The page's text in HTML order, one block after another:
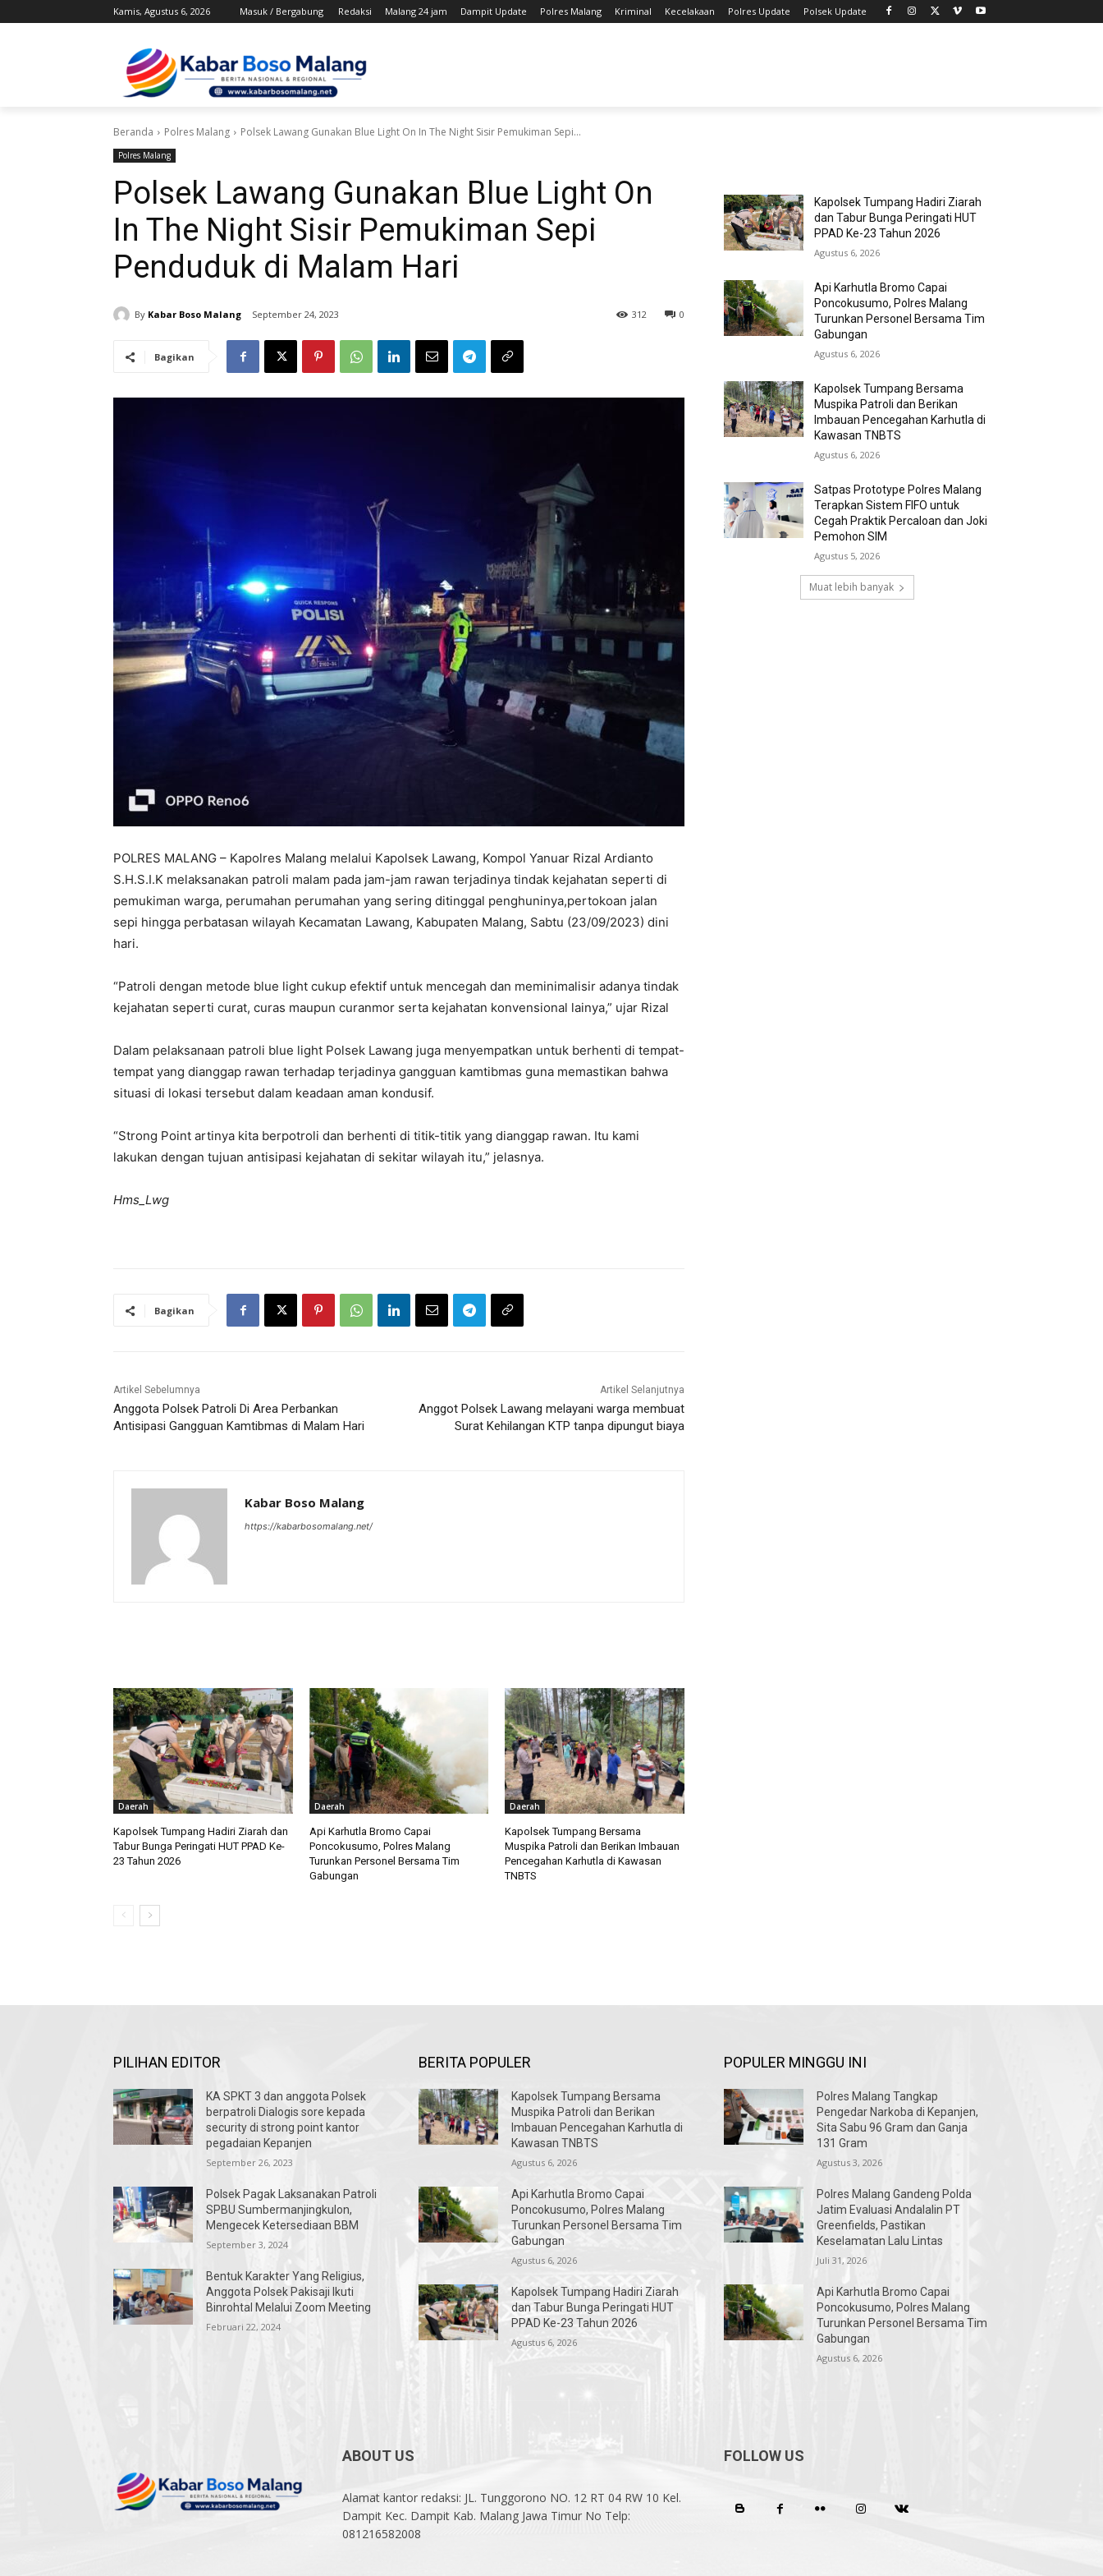
Kamis, Agustus 6, 2026 Masuk / Bergabung Redaksi Malang 24 jam Dampit Update Polres Malang Kriminal Kecelakaan Polres Update Polsek Update
Beranda Polres Malang Polsek Lawang Gunakan Blue Light On In The Night Sisir Pemukiman Sepi...
Polres Malang
Polsek Lawang Gunakan Blue Light On
In The Night Sisir Pemukiman Sepi
Penduduk di Malam Hari
By Kabar Boso Malang September 24, 2023 0
312
Bagikan
POLRES MALANG – Kapolres Malang melalui Kapolsek Lawang, Kompol Yanuar Rizal Ardianto
S.H.S.I.K melaksanakan patroli malam pada jam-jam rawan terjadinya tindak kejahatan seperti di
pemukiman warga, perumahan perumahan yang sering ditinggal penghuninya,pertokoan jalan
sepi hingga perbatasan wilayah Kecamatan Lawang, Kabupaten Malang, Sabtu (23/09/2023) dini
hari.
“Patroli dengan metode blue light cukup efektif untuk mencegah dan meminimalisir adanya tindak
kejahatan seperti curat, curas maupun curanmor serta kejahatan konvensional lainya,” ujar Rizal
Dalam pelaksanaan patroli blue light Polsek Lawang juga menyempatkan untuk berhenti di tempat-
tempat yang dianggap rawan terhadap terjadinya gangguan kamtibmas guna memastikan bahwa
situasi di lokasi tersebut dalam keadaan aman kondusif.
“Strong Point artinya kita berpotroli dan berhenti di titik-titik yang dianggap rawan. Itu kami
lakukan dengan tujuan antisipasi kejahatan di sekitar wilayah itu,” jelasnya.
Hms_Lwg
Bagikan
Artikel Sebelumnya
Anggota Polsek Patroli Di Area Perbankan
Antisipasi Gangguan Kamtibmas di Malam Hari
Artikel Selanjutnya
Anggot Polsek Lawang melayani warga membuat
Surat Kehilangan KTP tanpa dipungut biaya
Kabar Boso Malang
https://kabarbosomalang.net/
Daerah
Kapolsek Tumpang Hadiri Ziarah dan
Tabur Bunga Peringati HUT PPAD Ke-
23 Tahun 2026
Daerah
Api Karhutla Bromo Capai
Poncokusumo, Polres Malang
Turunkan Personel Bersama Tim
Gabungan
Daerah
Kapolsek Tumpang Bersama
Muspika Patroli dan Berikan Imbauan
Pencegahan Karhutla di Kawasan
TNBTS
Kapolsek Tumpang Hadiri Ziarah
dan Tabur Bunga Peringati HUT
PPAD Ke-23 Tahun 2026
Agustus 6, 2026
Api Karhutla Bromo Capai
Poncokusumo, Polres Malang
Turunkan Personel Bersama Tim
Gabungan
Agustus 6, 2026
Kapolsek Tumpang Bersama
Muspika Patroli dan Berikan
Imbauan Pencegahan Karhutla di
Kawasan TNBTS
Agustus 6, 2026
Satpas Prototype Polres Malang
Terapkan Sistem FIFO untuk
Cegah Praktik Percaloan dan Joki
Pemohon SIM
Agustus 5, 2026
Muat lebih banyak
PILIHAN EDITOR
KA SPKT 3 dan anggota Polsek
berpatroli Dialogis sore kepada
security di strong point kantor
pegadaian Kepanjen
September 26, 2023
Polsek Pagak Laksanakan Patroli
SPBU Sumbermanjingkulon,
Mengecek Ketersediaan BBM
September 3, 2024
Bentuk Karakter Yang Religius,
Anggota Polsek Pakisaji Ikuti
Binrohtal Melalui Zoom Meeting
Februari 22, 2024
BERITA POPULER
Kapolsek Tumpang Bersama
Muspika Patroli dan Berikan
Imbauan Pencegahan Karhutla di
Kawasan TNBTS
Agustus 6, 2026
Api Karhutla Bromo Capai
Poncokusumo, Polres Malang
Turunkan Personel Bersama Tim
Gabungan
Agustus 6, 2026
Kapolsek Tumpang Hadiri Ziarah
dan Tabur Bunga Peringati HUT
PPAD Ke-23 Tahun 2026
Agustus 6, 2026
POPULER MINGGU INI
Polres Malang Tangkap
Pengedar Narkoba di Kepanjen,
Sita Sabu 96 Gram dan Ganja
131 Gram
Agustus 3, 2026
Polres Malang Gandeng Polda
Jatim Evaluasi Andalalin PT
Greenfields, Pastikan
Keselamatan Lalu Lintas
Juli 31, 2026
Api Karhutla Bromo Capai
Poncokusumo, Polres Malang
Turunkan Personel Bersama Tim
Gabungan
Agustus 6, 2026
ABOUT US
Alamat kantor redaksi: JL. Tunggorono NO. 12 RT 04 RW 10 Kel.
Dampit Kec. Dampit Kab. Malang Jawa Timur No Telp:
081216582008
FOLLOW US